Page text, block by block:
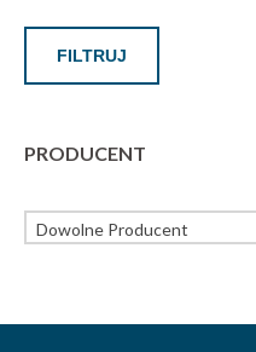
FILTRUJ
PRODUCENT
Dowolne Producent